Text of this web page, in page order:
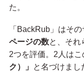
た。
「BackRub」はそ
ページの数と、それ
2つを評価。2人は
ク）」 と名づけまし